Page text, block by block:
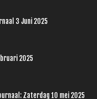
3 Juni 2025
2025
Zaterdag 10 mei 2025